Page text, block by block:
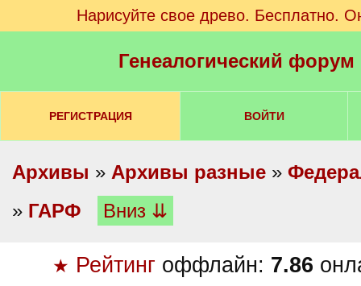
Нарисуйте свое древо. Бесплатно.
Генеалогический
РЕГИСТРАЦИЯ ВОЙТИ
Архивы » Архивы разные »
» ГАРФ Вниз ⇊
★ Рейтинг оффлайн: 7.86